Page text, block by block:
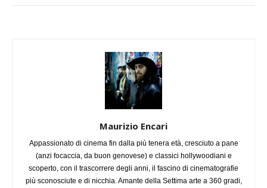
Maurizio Encari
Appassionato di cinema fin dalla più tenera età, cresciuto a pane
(anzi focaccia, da buon genovese) e classici hollywoodiani e
scoperto, con il trascorrere degli anni, il fascino di cinematografie
più sconosciute e di nicchia. Amante della Settima arte a 360 gradi,